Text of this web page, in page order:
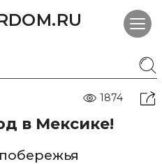
1874
в Мексике!